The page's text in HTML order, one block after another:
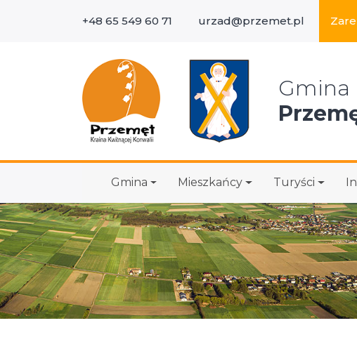
+48 65 549 60 71 urzad@przemet.pl
Gmina
Gmina Mieszkańcy Turyści
Wyszukaj